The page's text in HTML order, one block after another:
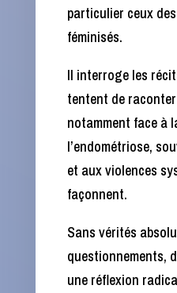
particulier ceux
féminisés.
Il interroge les
tentent de
notamment face à
l’endométriose,
et aux violences
façonnent.
Sans vérités
questionnements,
une réflexion